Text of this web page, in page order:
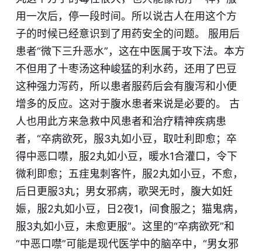
用一次后​，停一段时间。​所以说古人在用这个方
子的时候已经意识到了用药安全的问题。 服用后
患者“微下三升恶水”，这在中医属于攻下法。本方
不但用了十枣汤这种峻猛的利水药，还用了巴豆
这种强力泻药，所以患者服药后会有腹泻和小​便
增多的反应。​这对于腹水患者来说是必要的。 古
人也用此方来急救中风患者和治疗精神疾病患
者，“卒病欲死，服3丸如小豆，取吐利即愈；卒
得中恶口噤，服2丸如小豆，暖水1合灌口，令下
微利即愈；五疰鬼刺客忤，服2丸如小豆，不愈，
后日更服3丸；男女邪病，歌哭无时，腹大如妊
娠，服2丸如小豆，日2夜1，间食服之；猫鬼病，
服3丸如小豆，未愈更服”​。这里的“卒病欲死”和
“中恶口噤”可能是现代医学中的脑卒中，“男女邪